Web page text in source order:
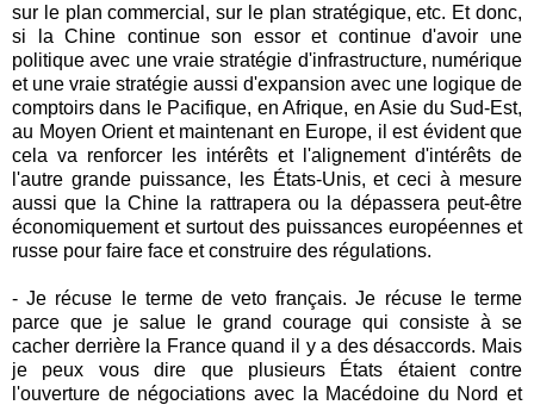
sur le plan commercial, sur le plan stratégique, etc. Et donc,
si la Chine continue son essor et continue d'avoir une
politique avec une vraie stratégie d'infrastructure, numérique
et une vraie stratégie aussi d'expansion avec une logique de
comptoirs dans le Pacifique, en Afrique, en Asie du Sud-Est,
au Moyen Orient et maintenant en Europe, il est évident que
cela va renforcer les intérêts et l'alignement d'intérêts de
l'autre grande puissance, les États-Unis, et ceci à mesure
aussi que la Chine la rattrapera ou la dépassera peut-être
économiquement et surtout des puissances européennes et
russe pour faire face et construire des régulations.
- Je récuse le terme de veto français. Je récuse le terme
parce que je salue le grand courage qui consiste à se
cacher derrière la France quand il y a des désaccords. Mais
je peux vous dire que plusieurs États étaient contre
l'ouverture de négociations avec la Macédoine du Nord et